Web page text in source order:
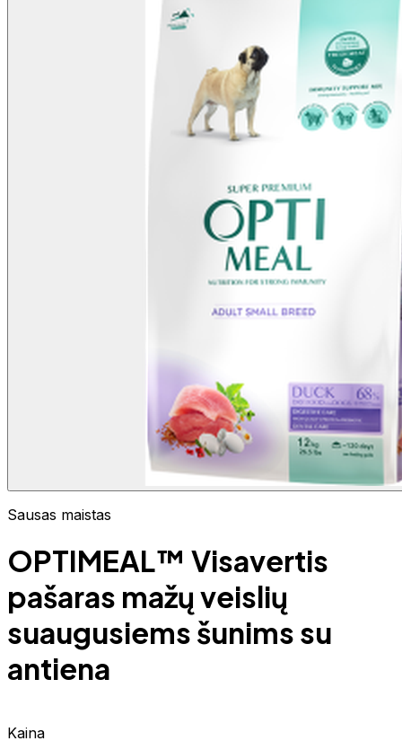
Sausas maistas
OPTIMEAL™ Visavertis
pašaras mažų veislių
suaugusiems šunims su
antiena
Kaina